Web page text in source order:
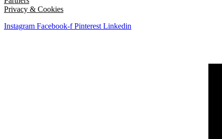
Privacy & Cookies
Instagram Facebook-f Pinterest Linkedin